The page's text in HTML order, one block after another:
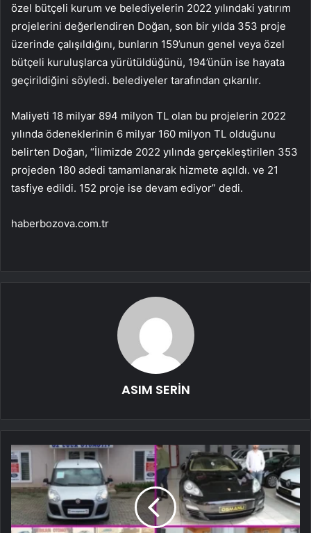
özel bütçeli kurum ve belediyelerin 2022 yılındaki yatırım
projelerini değerlendiren Doğan, son bir yılda 353 proje
üzerinde çalışıldığını, bunların 159’unun genel veya özel
bütçeli kuruluşlarca yürütüldüğünü, 194’ünün ise hayata
geçirildiğini söyledi. belediyeler tarafından çıkarılır.
Maliyeti 18 milyar 894 milyon TL olan bu projelerin 2022
yılında ödeneklerinin 6 milyar 160 milyon TL olduğunu
belirten Doğan, “İlimizde 2022 yılında gerçekleştirilen 353
projeden 180 adedi tamamlanarak hizmete açıldı. ve 21
tasfiye edildi. 152 proje ise devam ediyor” dedi.
haberbozova.com.tr
ASIM SERİN